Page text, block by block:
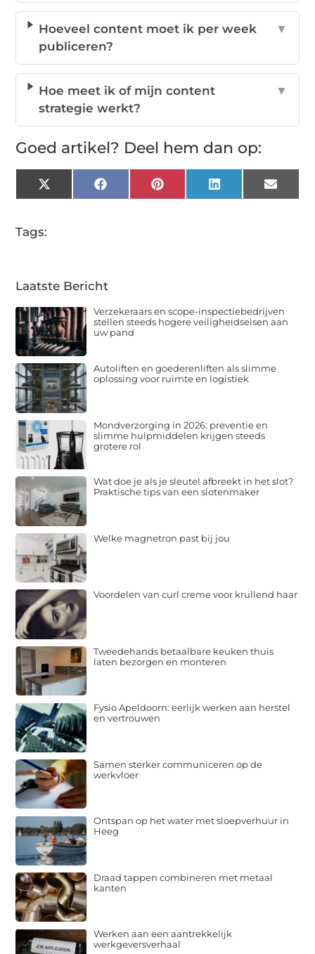
Hoeveel content moet ik per week
publiceren?
▼
Hoe meet ik of mijn content
strategie werkt?
▼
Goed artikel? Deel hem dan op:
X
(Twitter)
FacebookPinterestLinkedInEmail
Tags:
Laatste Bericht
Verzekeraars en scope-inspectiebedrijven
stellen steeds hogere veiligheidseisen aan
uw pand
Autoliften en goederenliften als slimme
oplossing voor ruimte en logistiek
Mondverzorging in 2026: preventie en
slimme hulpmiddelen krijgen steeds
grotere rol
Wat doe je als je sleutel afbreekt in het slot?
Praktische tips van een slotenmaker
Welke magnetron past bij jou
Voordelen van curl creme voor krullend haar
Tweedehands betaalbare keuken thuis
laten bezorgen en monteren
Fysio Apeldoorn: eerlijk werken aan herstel
en vertrouwen
Samen sterker communiceren op de
werkvloer
Ontspan op het water met sloepverhuur in
Heeg
Draad tappen combineren met metaal
kanten
Werken aan een aantrekkelijk
werkgeversverhaal